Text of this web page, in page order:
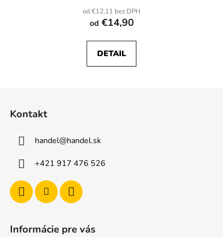
od €12,11 bez DPH
od €14,90
DETAIL
Kontakt
handel@handel.sk
+421 917 476 526
Informácie pre vás